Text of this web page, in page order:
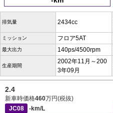
排気量 2434cc
ミッション フロア5AT
最大出力 140ps/4500rpm
生産期間
2002年11月～200
3年09月
2.4
新車時価格460万円(税抜)
JC08
-km/L